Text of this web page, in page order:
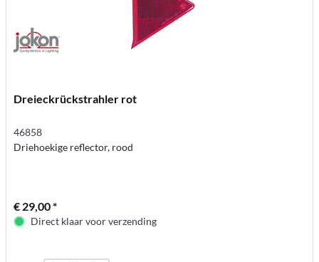
Dreieckrückstrahler rot
46858
Driehoekige reflector, rood
€ 29,00 *
Direct klaar voor verzending